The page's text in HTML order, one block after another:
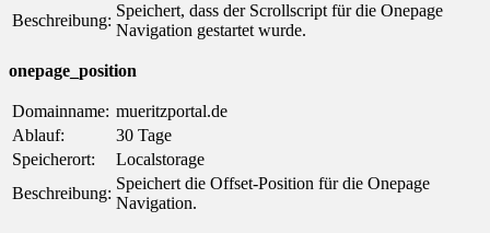
Beschreibung:
Speichert, dass der Scrollscript für die Onepage
Navigation gestartet wurde.
onepage_position
Domainname: mueritzportal.de
Ablauf:
30 Tage
Speicherort:
Localstorage
Beschreibung:
Speichert die Offset-Position für die Onepage
Navigation.